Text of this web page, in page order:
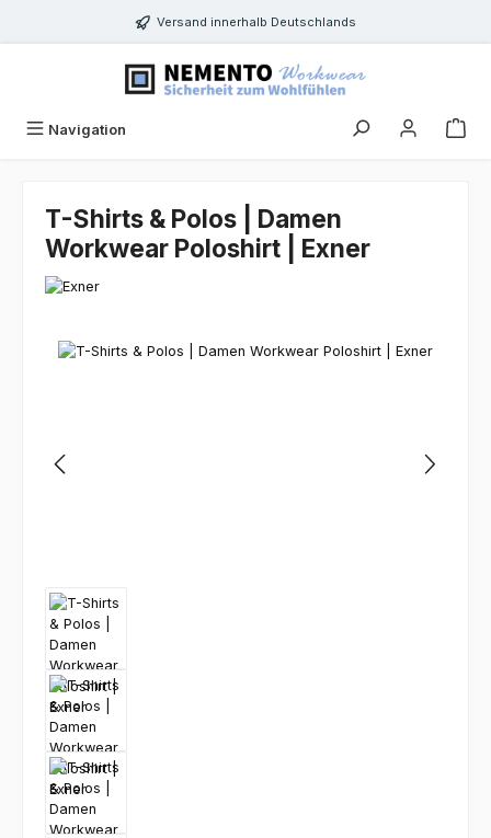
Zum Hauptinhalt springenVersand innerhalb Deutschlands
Navigation
T-Shirts & Polos | Damen
Workwear Poloshirt | Exner
Bildergalerie überspringen